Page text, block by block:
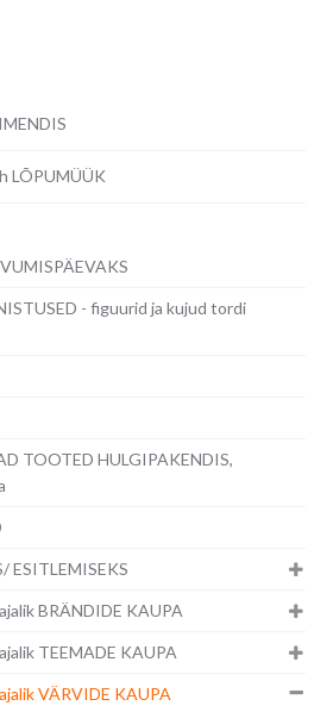
LÕPUMÜÜK
- figuurid ja kujud tordi
TOOTED HULGIPAKENDIS,
ESITLEMISEKS
BRÄNDIDE KAUPA
TEEMADE KAUPA
VÄRVIDE KAUPA